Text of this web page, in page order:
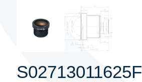
S02713011625F